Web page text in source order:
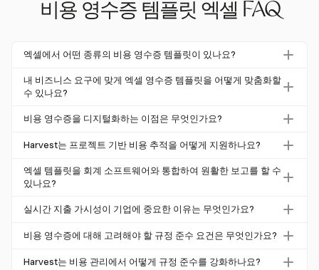
비용 영수증 템플릿 엑셀 FAQ
엑셀에서 어떤 종류의 비용 영수증 템플릿이 있나요?
엑셀은 직원 정보, 비용 세부 사항 및 공급업체 이름을 포함
한 다양한 맞춤형 비용 영수증 템플릿을 제공합니다. 사용자
용할 수 있습니다.
내 비즈니스 요구에 맞게 엑셀 영수증 템플릿을 어떻게 맞춤화할
수 있나요?
엑셀 영수증 템플릿을 맞춤화하려면 비용 카테고리, 날짜 및
을 사용하고 일관된 항목을 위해 데이터 유효성을 적용하세
비용 영수증을 디지털화하는 이점은 무엇인가요?
비용 영수증을 디지털화하면 오류를 줄이고 정확성을 높이
소화하여 비용을 효율적으로 추적하고 보고하는 데 용이합
니다.
Harvest는 프로젝트 기반 비용 추적을 어떻게 지원하나요?
Harvest는 사용자가 프로젝트별로 비용을 추적할 수 있도록
하여 세부 항목 및 영수증 업로드를 제공합니다. 이 기능은
데 도움을 줍니다.
엑셀 템플릿을 회계 소프트웨어와 통합하여 원활한 보고를 할 수
있나요?
엑셀 템플릿은 회계 소프트웨어와 수동으로 통합할 수 있지
율성을 개선하고 수동 노력을 줄이는 보다 간소화된 접근 방
실시간 지출 가시성이 기업에 중요한 이유는 무엇인가요?
실시간 지출 가시성은 기업이 절감 기회를 식별하고, 규정을
이는 더 나은 재무 계획과 운영 효율성을 촉진합니다.
비용 영수증에 대해 고려해야 할 규정 준수 요건은 무엇인가요?
비용 영수증에는 상인의 신원, 거래 날짜, 항목별 설명 및 총
Harvest는 비용 관리에서 어떻게 규정 준수를 강화하나요?